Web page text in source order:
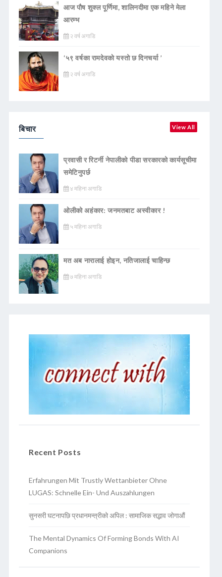
आज पौष शुक्ल पूर्णिमा, शालिनदीमा एक महिने मेला
आरम्भ
२ वर्ष अगाडि
‘५९ वर्षका रामदेवकाे यस्ताे छ दिनचर्या ’
२ वर्ष अगाडि
बिचार View All
प्रवासी र रिटर्नी नेपालीको पीडा सरकारको कार्यसूचीमा
समेटिनुपर्छ
४ महिना अगाडि
ओलीको अहंकार: जनमतबाट अस्वीकार !
५ महिना अगाडि
मत अब नारालाई होइन, नतिजालाई चाहिन्छ
७ महिना अगाडि
Recent Posts
Erfahrungen Mit Trustly Wettanbieter Ohne
LUGAS: Schnelle Ein- Und Auszahlungen
सुनसरी घटनापछि प्रधानमन्त्रीको अपिल : सामाजिक सद्भाव जोगाऔं
The Mental Dynamics Of Forming Bonds With AI
Companions